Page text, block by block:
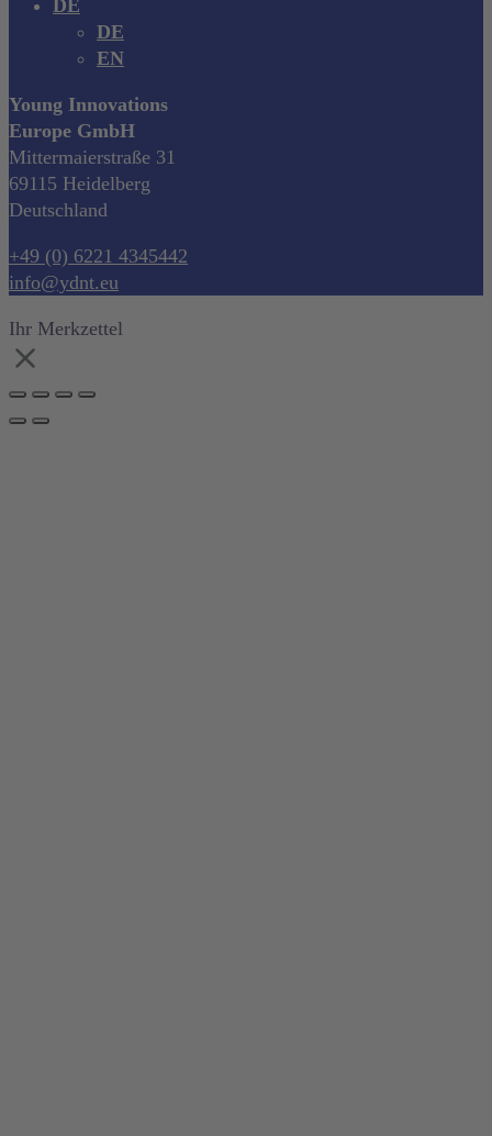
DE
DE
EN
Young Innovations
Europe GmbH
Mittermaierstraße 31
69115 Heidelberg
Deutschland
+49 (0) 6221 4345442
info@ydnt.eu
Ihr Merkzettel